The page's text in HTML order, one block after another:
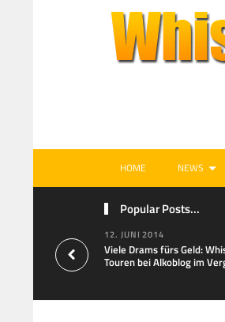
HOME NEWS
Popular Posts...
12. JUNI 2014
Viele Drams fürs Geld:
Touren bei Alkoblog im